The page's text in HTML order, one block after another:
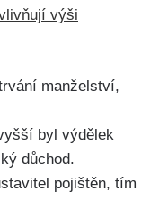
výši
manželství,
byl výdělek
důchod.
pojištěn, tím